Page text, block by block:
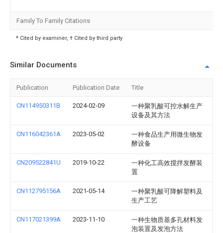
Family To Family Citations
* Cited by examiner, † Cited by third party
Similar Documents
Publication Publication Date Title
CN114950311B 2024-02-09
一种聚乳酸可控水解生产
设备及其方法
CN116042361A 2023-05-02
一种食品生产用微生物发
酵设备
CN209522841U 2019-10-22
一种化工高效搅拌发酵装
置
CN112795156A 2021-05-14
一种聚乳酸可降解塑料及
生产工艺
CN117021399A 2023-11-10
一种生物质基多孔材料发
泡装置及发泡方法